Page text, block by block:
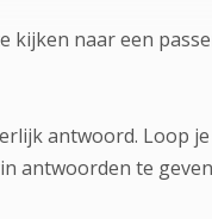
naar een
antwoord. Loop
antwoorden te